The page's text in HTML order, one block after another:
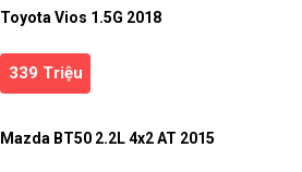
Toyota Vios 1.5G 2018
339 Triệu
Mazda BT50 2.2L 4x2 AT 2015